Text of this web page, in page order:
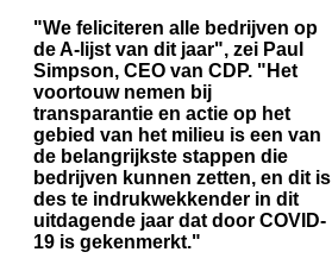
"We feliciteren alle bedrijven op
de A-lijst van dit jaar", zei Paul
Simpson, CEO van CDP. "Het
voortouw nemen bij
transparantie en actie op het
gebied van het milieu is een van
de belangrijkste stappen die
bedrijven kunnen zetten, en dit is
des te indrukwekkender in dit
uitdagende jaar dat door COVID-
19 is gekenmerkt."